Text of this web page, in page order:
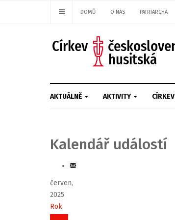
DOMŮ O NÁS PATRIARCHA
AKTUÁLNĚ AKTIVITY CÍRKEV
Kalendář událostí
červen,
2025
Rok
Měsíc